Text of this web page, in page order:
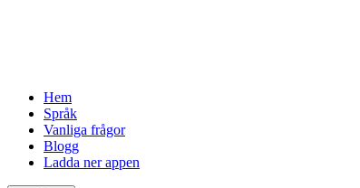
Hem
Språk
Vanliga frågor
Blogg
Ladda ner appen